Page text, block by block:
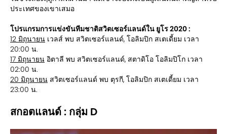
ประเทศของเขาเสมอ
โปรแกรมการแข่งขันทีมชาติสวิตเซอร์แลนด์ใน ยูโร 2020 :
12 มิถุนายน เวลส์ พบ สวิตเซอร์แลนด์, โอลิมปิก สเตเดี้ยม เวลา
20:00 น.
17 มิถุนายน อิตาลี พบ สวิตเซอร์แลนด์, สตาดิโอ โอลิมปิโก เวลา
02:00 น.
20 มิถุนายน สวิตเซอร์แลนด์ พบ ตุรกี, โอลิมปิก สเตเดี้ยม เวลา
23:00 น.
สกอตแลนด์ : กลุ่ม D